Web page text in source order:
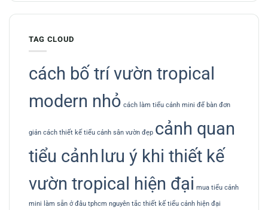
TAG CLOUD
cách bố trí vườn tropical
modern nhỏ cách làm tiểu cảnh mini để bàn đơn
giản cách thiết kế tiểu cảnh sân vườn đẹp cảnh quan
tiểu cảnh lưu ý khi thiết kế
vườn tropical hiện đại mua tiểu cảnh
mini làm sẵn ở đâu tphcm nguyên tắc thiết kế tiểu cảnh hiện đại